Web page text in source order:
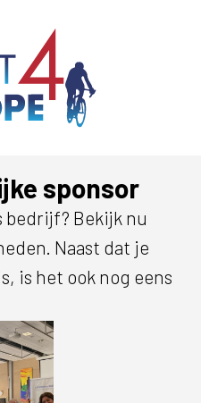
sponsor
bedrijf? Bekijk nu
Naast dat je
is het ook nog eens